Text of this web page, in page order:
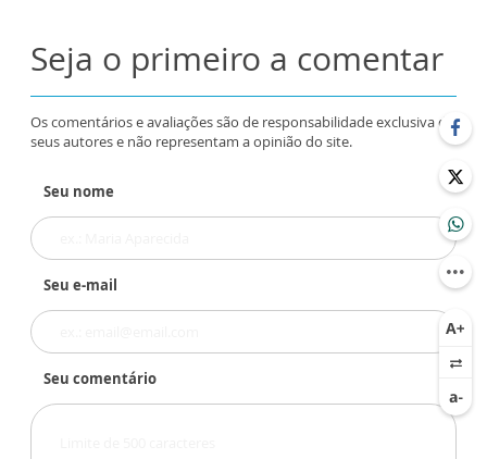
Seja o primeiro a comentar
Os comentários e avaliações são de responsabilidade exclusiva de
seus autores e não representam a opinião do site.
Seu nome
Seu e-mail
Seu comentário